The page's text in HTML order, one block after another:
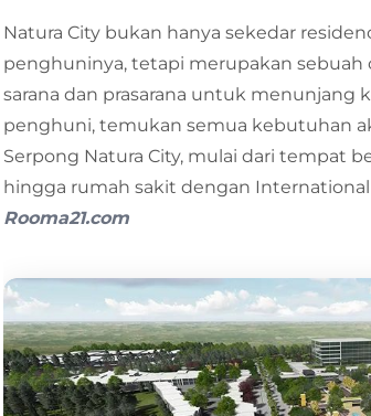
Natura City bukan hanya sekedar
penghuninya, tetapi merupakan
sarana dan prasarana untuk menunjang
penghuni, temukan semua kebutuhan
Serpong Natura City, mulai dari tempat
hingga rumah sakit dengan
Rooma21.com